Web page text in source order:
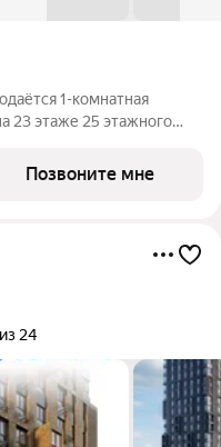
1-комнатная
23 этаже 25 этажного
транспорте
Позвоните мне
24